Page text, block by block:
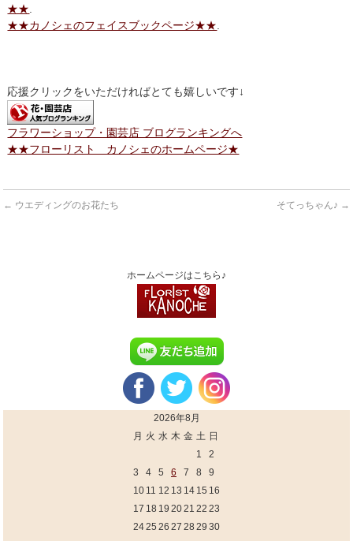
★★.
★★カノシェのフェイスブックページ★★.
応援クリックをいただければとても嬉しいです↓
フラワーショップ・園芸店 ブログランキングへ
★★フローリスト カノシェのホームページ★
← ウエディングのお花たち そてっちゃん♪ →
ホームページはこちら♪
2026年8月
月 火 水 木 金 土 日
1
2
3
4 5 6 7 8
9
10 11 12 13 14 15 16
17 18 19 2021 22 23
2425 26 27 28 29 30